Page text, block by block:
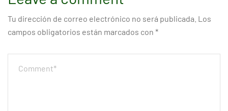
Tu dirección de correo electrónico no será publicada. Los
campos obligatorios están marcados con *